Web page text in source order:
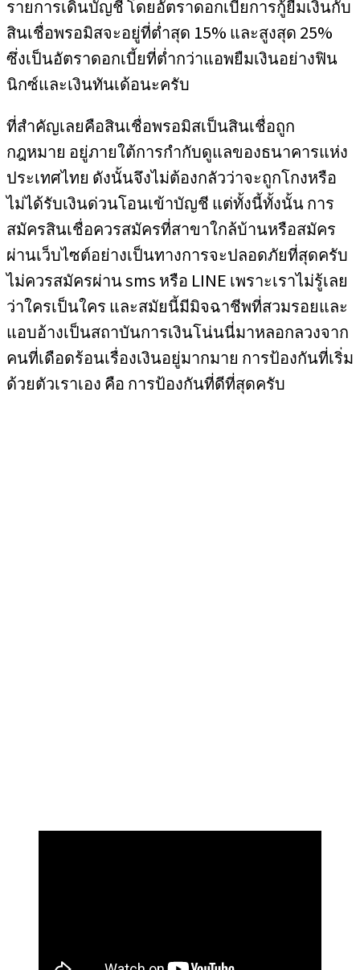
รายการเดินบัญชี โดยอัตราดอกเบี้ยการกู้ยืมเงินกับ
สินเชื่อพรอมิสจะอยู่ที่ต่ำสุด 15% และสูงสุด 25%
ซึ่งเป็นอัตราดอกเบี้ยที่ต่ำกว่าแอพยืมเงินอย่างฟิน
นิกซ์และเงินทันเด้อนะครับ
ที่สำคัญเลยคือสินเชื่อพรอมิสเป็นสินเชื่อถูก
กฎหมาย อยู่ภายใต้การกำกับดูแลของธนาคารแห่ง
ประเทศไทย ดังนั้นจึงไม่ต้องกลัวว่าจะถูกโกงหรือ
ไม่ได้รับเงินด่วนโอนเข้าบัญชี แต่ทั้งนี้ทั้งนั้น การ
สมัครสินเชื่อควรสมัครที่สาขาใกล้บ้านหรือสมัคร
ผ่านเว็บไซต์อย่างเป็นทางการจะปลอดภัยที่สุดครับ
ไม่ควรสมัครผ่าน sms หรือ LINE เพราะเราไม่รู้เลย
ว่าใครเป็นใคร และสมัยนี้มีมิจฉาชีพที่สวมรอยและ
แอบอ้างเป็นสถาบันการเงินโน่นนี่มาหลอกลวงจาก
คนที่เดือดร้อนเรื่องเงินอยู่มากมาย การป้องกันที่เริ่ม
ด้วยตัวเราเอง คือ การป้องกันที่ดีที่สุดครับ